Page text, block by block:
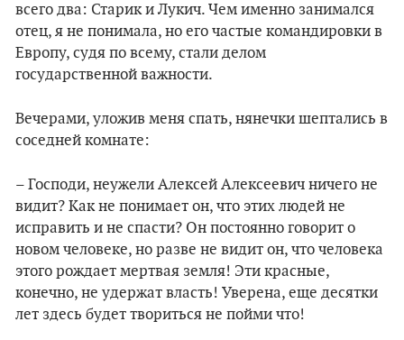
всего два: Старик и Лукич. Чем именно занимался
отец, я не понимала, но его частые командировки в
Европу, судя по всему, стали делом
государственной важности.
Вечерами, уложив меня спать, нянечки шептались в
соседней комнате:
– Господи, неужели Алексей Алексеевич ничего не
видит? Как не понимает он, что этих людей не
исправить и не спасти? Он постоянно говорит о
новом человеке, но разве не видит он, что человека
этого рождает мертвая земля! Эти красные,
конечно, не удержат власть! Уверена, еще десятки
лет здесь будет твориться не пойми что!